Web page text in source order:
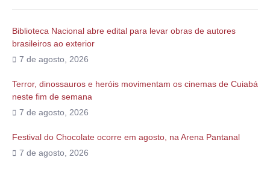
Biblioteca Nacional abre edital para levar obras de autores
brasileiros ao exterior
7 de agosto, 2026
Terror, dinossauros e heróis movimentam os cinemas de Cuiabá
neste fim de semana
7 de agosto, 2026
Festival do Chocolate ocorre em agosto, na Arena Pantanal
7 de agosto, 2026